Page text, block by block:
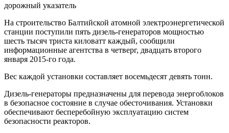
дорожный указатель
На строительство Балтийской атомной электроэнергетической
станции поступили пять дизель-генераторов мощностью
шесть тысяч триста киловатт каждый, сообщили
информационные агентства в четверг, двадцать второго
января 2015-го года.
Вес каждой установки составляет восемьдесят девять тонн.
Дизель-генераторы предназначены для перевода энергоблоков
в безопасное состояние в случае обесточивания. Установки
обеспечивают бесперебойную эксплуатацию систем
безопасности реакторов.